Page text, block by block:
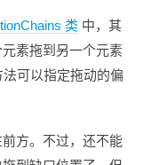
类 中，其
素拖到另一个元素
法可以指定拖动的偏
方。不过，还不能